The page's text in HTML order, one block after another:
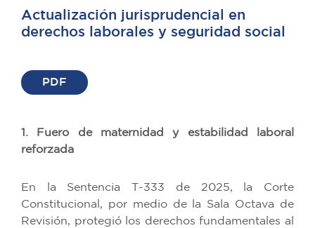
Actualización jurisprudencial en
derechos laborales y seguridad social
PDF
1. Fuero de maternidad y estabilidad laboral
reforzada
En la Sentencia T-333 de 2025, la Corte
Constitucional, por medio de la Sala Octava de
Revisión, protegió los derechos fundamentales al